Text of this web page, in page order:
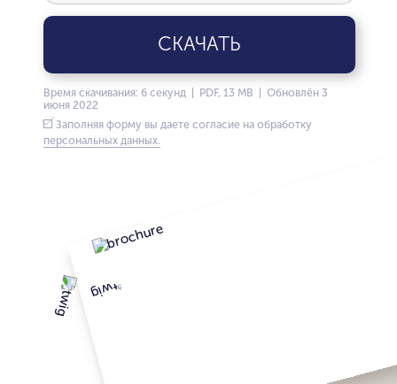
СКАЧАТЬ
Время скачивания: 6 секунд | PDF, 13 MB | Обновлён 3
июня 2022
Заполняя форму вы даете согласие на обработку
персональных данных.